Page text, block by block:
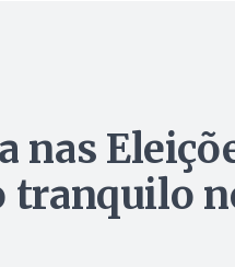
nas
tranquilo